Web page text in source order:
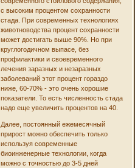
с высоким процентом сохранности
стада. При современных технологиях
животноводства процент сохранности
может достигать выше 90%. Но при
круглогодичном выпасе, без
профилактики и своевременного
лечения заразных и незаразных
заболеваний этот процент гораздо
ниже, 60-70% - это очень хорошие
показатели. То есть численность стада
надо еще увеличить процентов на 40.
Далее, постоянный ежемесячный
прирост можно обеспечить только
используя современные
биоинженерные технологии, когда
можно с точностью до 3-5 дней